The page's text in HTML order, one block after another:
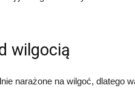
wilgocią
narażone na wilgoć, dlatego